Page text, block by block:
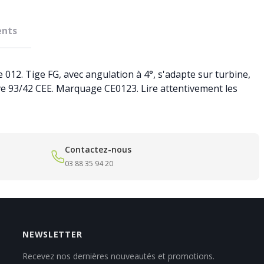
Tige FG, avec angulation à 4°, s'adapte sur turbine,
42 CEE. Marquage CE0123. Lire attentivement les
Contactez-nous
03 88 35 94 20
NEWSLETTER
Recevez nos dernières nouveautés et promotions.